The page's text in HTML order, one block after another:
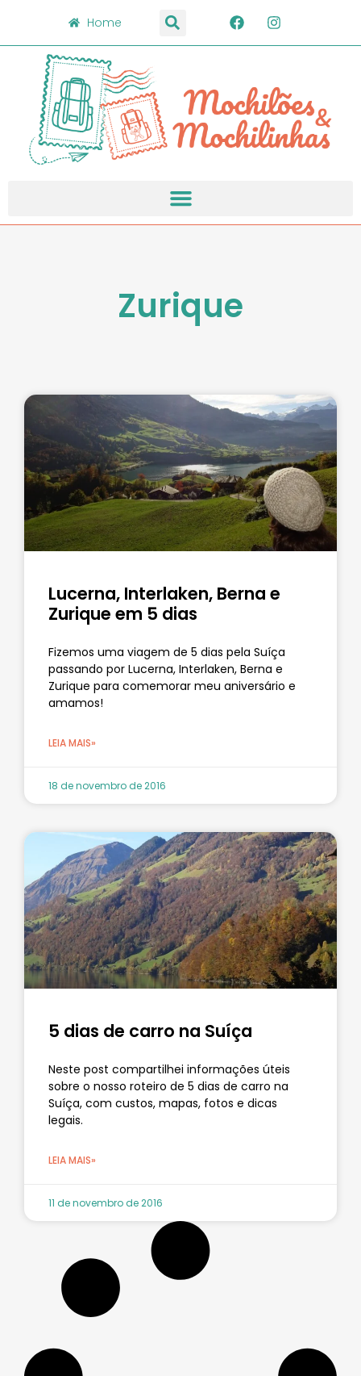
Home
Zurique
Lucerna, Interlaken, Berna e
Zurique em 5 dias
Fizemos uma viagem de 5 dias pela Suíça
passando por Lucerna, Interlaken, Berna e
Zurique para comemorar meu aniversário e
amamos!
LEIA MAIS»
18 de novembro de 2016
5 dias de carro na Suíça
Neste post compartilhei informações úteis
sobre o nosso roteiro de 5 dias de carro na
Suíça, com custos, mapas, fotos e dicas
legais.
LEIA MAIS»
11 de novembro de 2016